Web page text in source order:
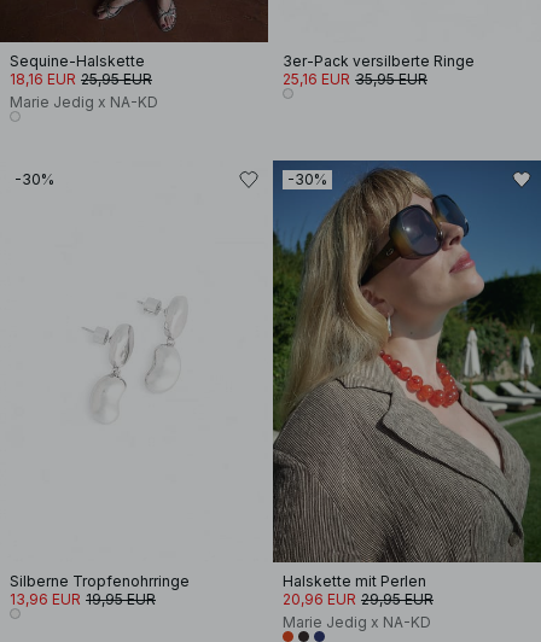
Sequine-Halskette
18,16 EUR 25,95 EUR
Marie Jedig x NA-KD
3er-Pack versilberte Ringe
25,16 EUR 35,95 EUR
-30%
Silberne Tropfenohrringe
13,96 EUR 19,95 EUR
-30%
Halskette mit Perlen
20,96 EUR 29,95 EUR
Marie Jedig x NA-KD